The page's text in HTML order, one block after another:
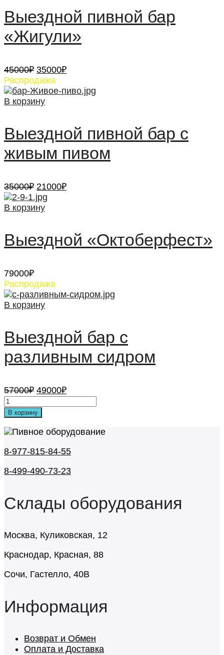
Выездной пивной бар
«Жигули»
45000₽ Первоначальная
цена
составляла
45000₽.
35000₽Текущая
35000₽.
Распродажа
В корзину
Выездной пивной бар с
живым пивом
35000₽ Первоначальная
цена
составляла
21000₽Текущая
В корзину
Выездной «Октоберфест»
79000₽
Распродажа
В корзину
Выездной бар с
разливным сидром
57000₽ Первоначальная
цена
составляла
57000₽.
49000₽Текущая
цена:
В корзину
8-977-815-84-55
8-499-490-73-23
Склады оборудования
Москва, Куликовская, 12
Краснодар, Красная, 88
Сочи, Гастелло, 40В
Информация
Возврат и Обмен
Оплата и Доставка